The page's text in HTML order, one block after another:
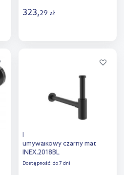
323,29 zł
porównania
Excellent syfon D54
umywalkowy czarny mat
INEX.2018BL
Dostępność: do 7 dni